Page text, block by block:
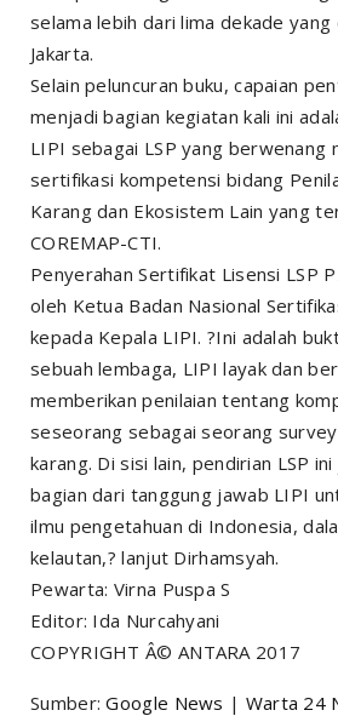
selama lebih dari lima dekade yang
Jakarta.
Selain peluncuran buku, capaian
menjadi bagian kegiatan kali ini
LIPI sebagai LSP yang berwenang
sertifikasi kompetensi bidang
Karang dan Ekosistem Lain yang
COREMAP-CTI.
Penyerahan Sertifikat Lisensi LSP
oleh Ketua Badan Nasional
kepada Kepala LIPI. ?Ini adalah
sebuah lembaga, LIPI layak dan
memberikan penilaian tentang
seseorang sebagai seorang
karang. Di sisi lain, pendirian LSP
bagian dari tanggung jawab LIPI
ilmu pengetahuan di Indonesia,
kelautan,? lanjut Dirhamsyah.
Pewarta: Virna Puspa S
Editor: Ida Nurcahyani
COPYRIGHT Â© ANTARA 2017
Sumber:Google News | Warta 24